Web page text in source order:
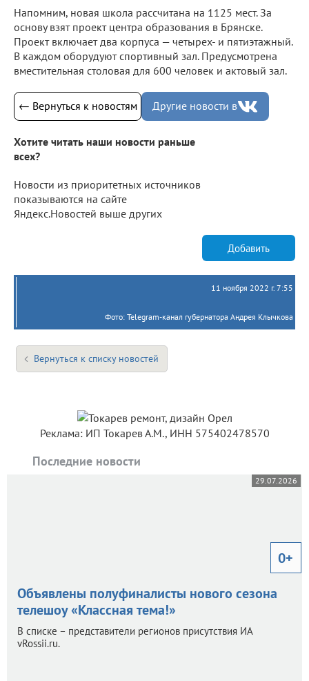
Напомним, новая школа рассчитана на 1125 мест. За
основу взят проект центра образования в Брянске.
Проект включает два корпуса — четырех- и пятиэтажный.
В каждом оборудуют спортивный зал. Предусмотрена
вместительная столовая для 600 человек и актовый зал.
← Вернуться к новостям Другие новости в
Хотите читать наши новости раньше
всех?
Новости из приоритетных источников
показываются на сайте
Яндекс.Новостей выше других
Добавить
11 ноября 2022 г. 7:55
Фото: Telegram-канал губернатора Андрея Клычкова
Вернуться к списку новостей
Реклама: ИП Токарев А.М., ИНН 575402478570
Последние новости
29.07.2026
0+
Объявлены полуфиналисты нового сезона
телешоу «Классная тема!»
В списке – представители регионов присутствия ИА
vRossii.ru.